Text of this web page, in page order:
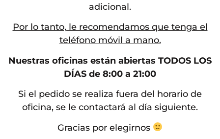
adicional.
Por lo tanto, le recomendamos que tenga el
teléfono móvil a mano.
Nuestras oficinas están abiertas TODOS LOS
DÍAS de 8:00 a 21:00
Si el pedido se realiza fuera del horario de
oficina, se le contactará al día siguiente.
Gracias por elegirnos